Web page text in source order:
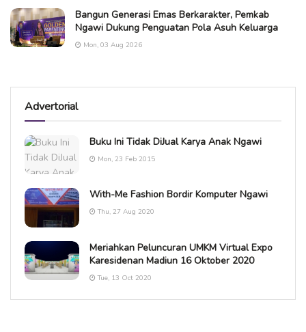
Bangun Generasi Emas Berkarakter, Pemkab
Ngawi Dukung Penguatan Pola Asuh Keluarga
Mon, 03 Aug 2026
Advertorial
Buku Ini Tidak DiJual Karya Anak Ngawi
Mon, 23 Feb 2015
With-Me Fashion Bordir Komputer Ngawi
Thu, 27 Aug 2020
Meriahkan Peluncuran UMKM Virtual Expo
Karesidenan Madiun 16 Oktober 2020
Tue, 13 Oct 2020